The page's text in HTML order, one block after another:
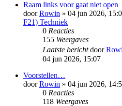
Raam links voor gaat niet open
doorRowin » 04 jun 2026,
F21) Techniek
0 Reacties
155 Weergaves
Laatste berichtdoor
04 jun 2026, 15:07
Voorstellen…
doorRowin » 04 jun 2026,
0 Reacties
118 Weergaves